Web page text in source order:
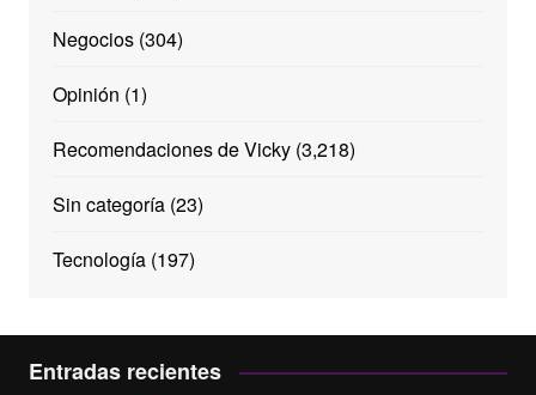
Negocios(304)
Opinión (1)
Recomendaciones de Vicky(3,218)
Sin categoría(23)
Tecnología(197)
Entradas recientes